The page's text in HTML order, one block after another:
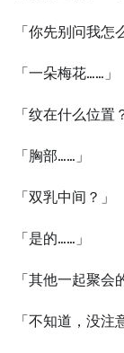
「你先别问我怎
「⼀朵梅花……」
「纹在什么位置
「胸部……」
「双乳中间？」
「是的……」
「其他⼀起聚会
「不知道，没注